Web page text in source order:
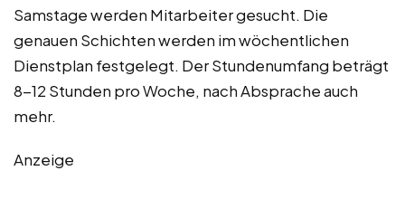
Samstage werden Mitarbeiter gesucht. Die
genauen Schichten werden im wöchentlichen
Dienstplan festgelegt. Der Stundenumfang beträgt
8-12 Stunden pro Woche, nach Absprache auch
mehr.
Anzeige